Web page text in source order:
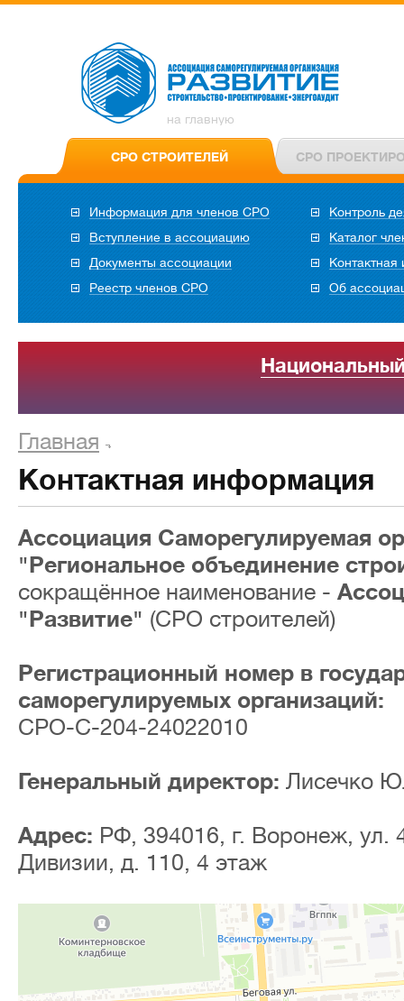
на главную
СРО СТРОИТЕЛЕЙ СРО
Информация для членов СРО
Вступление в ассоциацию
Документы ассоциации
Реестр членов СРО
Контроль
Каталог
Об
Главная
Контактная информация
Ассоциация Саморегулируемая
"Региональное объединение
сокращённое наименование -
"Развитие" (СРО строителей)
Регистрационный номер в
саморегулируемых организаций:
СРО-С-204-24022010
Генеральный директор: Лисечко
Адрес: РФ, 394016, г. Воронеж, ул.
Дивизии, д. 110, 4 этаж